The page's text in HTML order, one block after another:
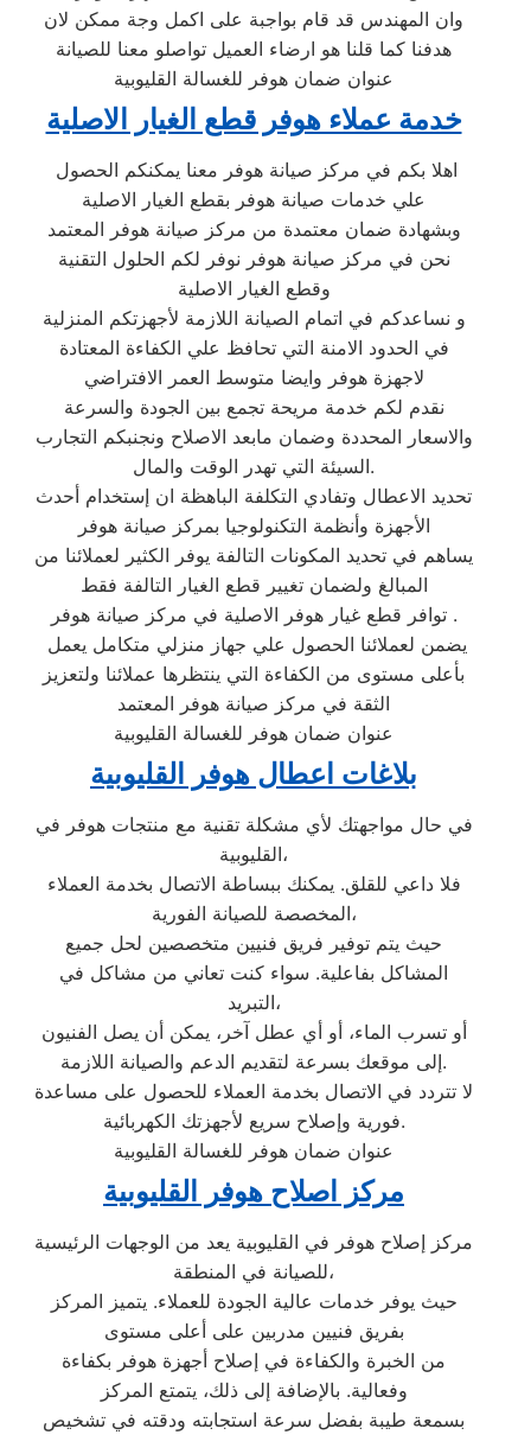
وان المهندس قد قام بواجبة على اكمل وجة ممكن لان
هدفنا كما قلنا هو ارضاء العميل تواصلو معنا للصيانة
عنوان ضمان هوفر للغسالة القليوبية
خدمة عملاء هوفر قطع الغيار الاصلية
علي خدمات صيانة هوفر بقطع الغيار الاصلية
وبشهادة ضمان معتمدة من مركز صيانة هوفر المعتمد
نحن في مركز صيانة هوفر نوفر لكم الحلول التقنية
وقطع الغيار الاصلية
و نساعدكم في اتمام الصيانة اللازمة لأجهزتكم المنزلية
في الحدود الامنة التي تحافظ علي الكفاءة المعتادة
لاجهزة هوفر وايضا متوسط العمر الافتراضي
نقدم لكم خدمة مريحة تجمع بين الجودة والسرعة
والاسعار المحددة وضمان مابعد الاصلاح ونجنبكم التجارب
السيئة التي تهدر الوقت والمال.
تحديد الاعطال وتفادي التكلفة الباهظة ان إستخدام أحدث
الأجهزة وأنظمة التكنولوجيا بمركز صيانة هوفر
يساهم في تحديد المكونات التالفة يوفر الكثير لعملائنا من
المبالغ ولضمان تغيير قطع الغيار التالفة فقط
توافر قطع غيار هوفر الاصلية في مركز صيانة هوفر .
بأعلى مستوى من الكفاءة التي ينتظرها عملائنا ولتعزيز
الثقة في مركز صيانة هوفر المعتمد
عنوان ضمان هوفر للغسالة القليوبية
بلاغات اعطال هوفر القليوبية
في حال مواجهتك لأي مشكلة تقنية مع منتجات هوفر في
القليوبية،
فلا داعي للقلق. يمكنك ببساطة الاتصال بخدمة العملاء
المخصصة للصيانة الفورية،
حيث يتم توفير فريق فنيين متخصصين لحل جميع
المشاكل بفاعلية. سواء كنت تعاني من مشاكل في
التبريد،
أو تسرب الماء، أو أي عطل آخر، يمكن أن يصل الفنيون
إلى موقعك بسرعة لتقديم الدعم والصيانة اللازمة.
لا تتردد في الاتصال بخدمة العملاء للحصول على مساعدة
فورية وإصلاح سريع لأجهزتك الكهربائية.
عنوان ضمان هوفر للغسالة القليوبية
مركز اصلاح هوفر القليوبية
مركز إصلاح هوفر في القليوبية يعد من الوجهات الرئيسية
للصيانة في المنطقة،
حيث يوفر خدمات عالية الجودة للعملاء. يتميز المركز
بفريق فنيين مدربين على أعلى مستوى
من الخبرة والكفاءة في إصلاح أجهزة هوفر بكفاءة
وفعالية. بالإضافة إلى ذلك، يتمتع المركز
بسمعة طيبة بفضل سرعة استجابته ودقته في تشخيص